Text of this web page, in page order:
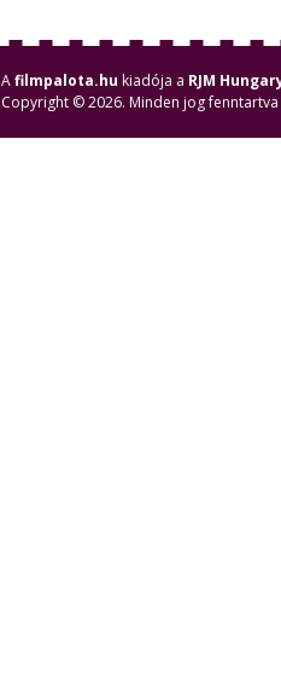
Afilmpalota.hu kiadója a RJM
Copyright © 2026. Minden jog fenntartva